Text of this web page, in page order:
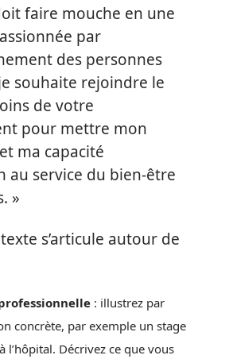
faire mouche en une
par
des personnes
souhaite rejoindre le
de votre
pour mettre mon
ma capacité
au service du bien-être
»
s’articule autour de
: illustrez par
concrète, par exemple un stage
l’hôpital. Décrivez ce que vous